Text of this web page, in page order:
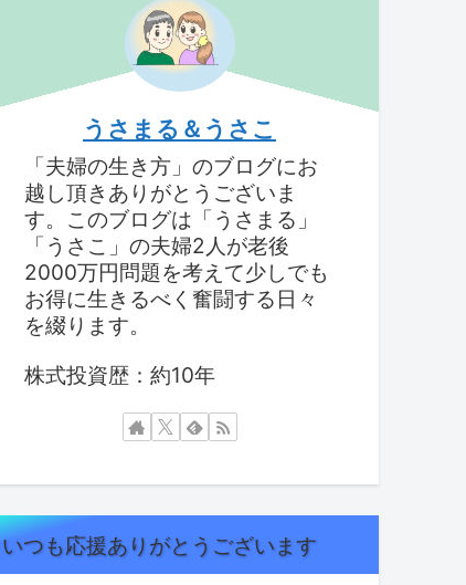
うさまる＆うさこ
「夫婦の生き方」のブログにお
越し頂きありがとうございま
す。このブログは「うさまる」
「うさこ」の夫婦2人が老後
2000万円問題を考えて少しでも
お得に生きるべく奮闘する日々
を綴ります。
株式投資歴：約10年
いつも応援ありがとうございます